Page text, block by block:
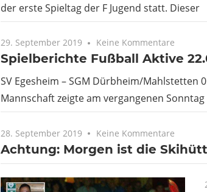
der erste Spieltag der F Jugend statt. Dieser
29. September 2019 Keine Kommentare
Spielberichte Fußball Aktive
SV Egesheim – SGM Dürbheim/Mahlstetten
Mannschaft zeigte am vergangenen Sonntag
28. September 2019 Keine Kommentare
Achtung: Morgen ist die